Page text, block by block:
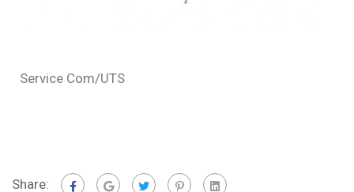
Service Com/UTS
Share: